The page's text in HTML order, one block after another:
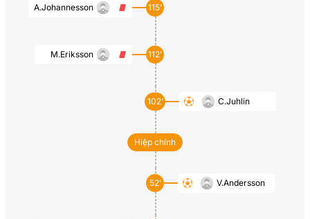
A.Johannesson 115’
M.Eriksson 112’
102’ C.Juhlin
Hiệp chính
52’ V.Andersson